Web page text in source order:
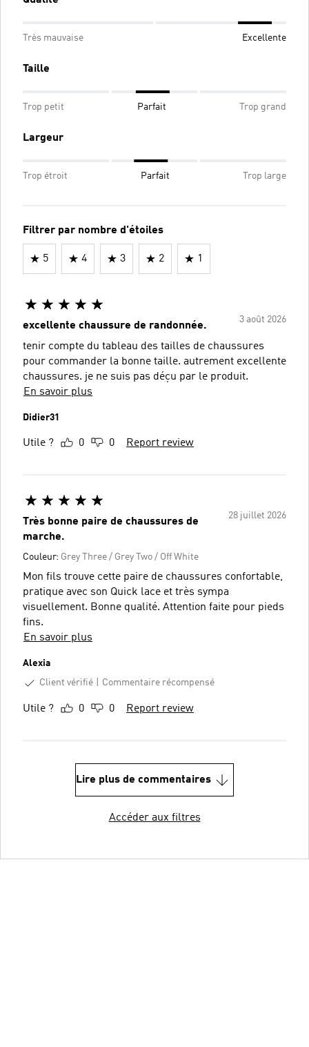
Très mauvaise Excellente
Taille
Trop petit Parfait Trop grand
Largeur
Trop étroit Parfait Trop large
Filtrer par nombre d'étoiles
5 4 3 2 1
3 août 2026
excellente chaussure de randonnée.
tenir compte du tableau des tailles de chaussures
pour commander la bonne taille. autrement excellente
chaussures. je ne suis pas déçu par le produit.
En savoir plus
Didier31
Utile ? 0 0 Report review
28 juillet 2026
Très bonne paire de chaussures de
marche.
Couleur: Grey Three / Grey Two / Off White
Mon fils trouve cette paire de chaussures confortable,
pratique avec son Quick lace et très sympa
visuellement. Bonne qualité. Attention faite pour pieds
fins.
En savoir plus
Alexia
Client vérifié
Commentaire récompensé
Utile ? 0 0 Report review
Lire plus de commentaires
Accéder aux filtres